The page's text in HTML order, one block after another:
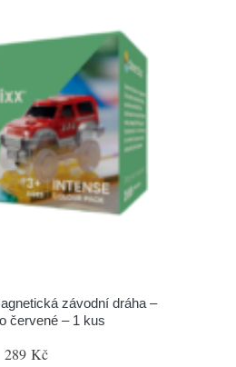
závodní dráha –
červené – 1 kus
289 Kč